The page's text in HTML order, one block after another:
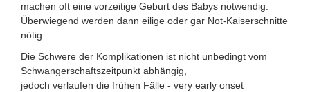
machen oft eine vorzeitige Geburt des Babys notwendig.
Überwiegend werden dann eilige oder gar Not-Kaiserschnitte
nötig.
Die Schwere der Komplikationen ist nicht unbedingt vom
Schwangerschaftszeitpunkt abhängig,
jedoch verlaufen die frühen Fälle - very early onset